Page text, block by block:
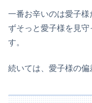
一番お辛いのは愛子
ずそっと愛子様を見守
す。
続いては、愛子様の偏